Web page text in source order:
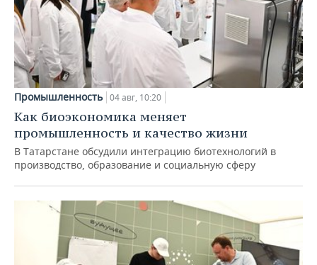
Промышленность 04 авг, 10:20
Как биоэкономика меняет
промышленность и качество жизни
В Татарстане обсудили интеграцию биотехнологий в
производство, образование и социальную сферу